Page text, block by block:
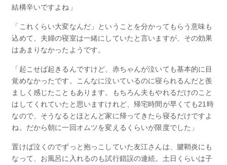
結構辛いですよね」
「これくらい大変なんだ」ということを分かってもらう意味も
込めて、夫婦の寝室は一緒にしていたと言いますが、その効果
はあまりなかったようです。
「起こせば起きるんですけど、赤ちゃんが泣いても基本的に目
覚めなかったです。こんなに泣いているのに寝られるんだと羨
ましく感じたこともあります。もちろん夫もやれるだけのこと
はしてくれていたと思いますけれど、帰宅時間が早くても21時
なので、そうなるとほとんど家に帰ってきたら寝るだけですよ
ね。だから朝に一回オムツを変えるくらいが限度でした」
置けば泣くのでずっと抱っこしていた友江さんは、腱鞘炎にも
なって、お風呂に入れるのも試行錯誤の連続。土日くらいは子